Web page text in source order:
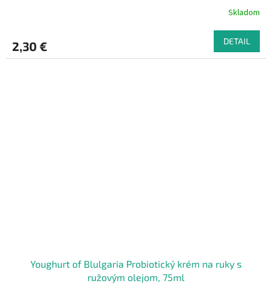
Skladom
2,30 € DETAIL
Youghurt of Blulgaria Probiotický krém na ruky s
ružovým olejom, 75ml